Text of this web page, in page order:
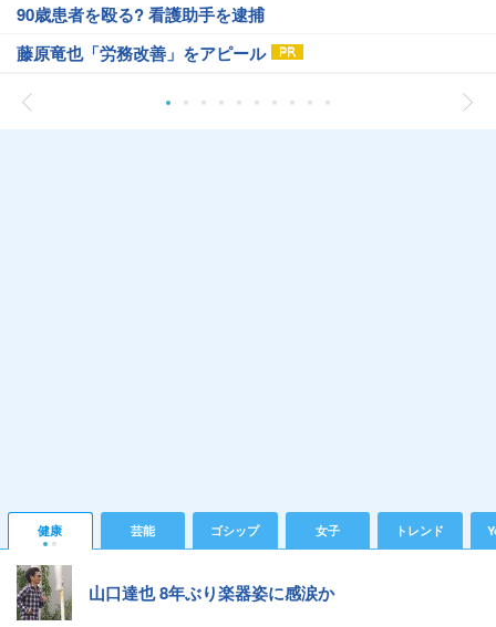
90歳患者を殴る? 看護助手を逮捕
藤原竜也「労務改善」をアピール
健康 芸能 ゴシップ 女子 トレンド
山口達也 8年ぶり楽器姿に感涙か